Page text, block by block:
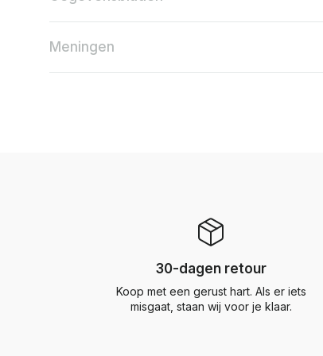
Meningen
30-dagen retour
Koop met een gerust hart. Als er iets
misgaat, staan wij voor je klaar.